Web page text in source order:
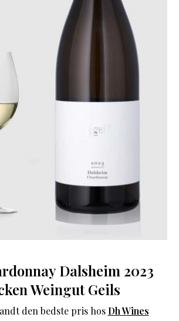
Dalsheim 2023
Weingut Geils
den bedste pris hos Dh Wines